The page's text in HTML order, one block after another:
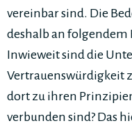
vereinbar sind. Die
deshalb an
Inwieweit sind die
Vertrauenswürdigkeit
dort zu ihren
verbunden sind? Das